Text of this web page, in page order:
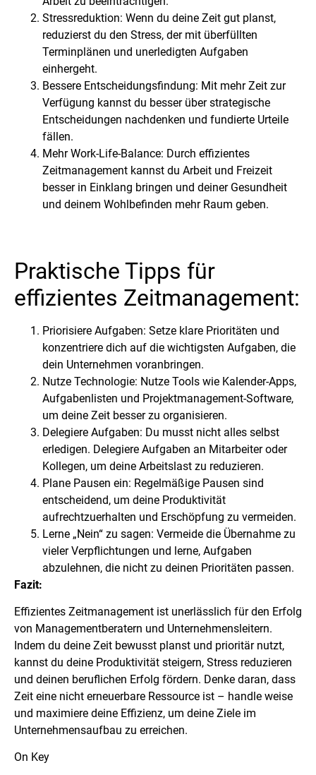
Stressreduktion: Wenn du deine Zeit gut planst,
reduzierst du den Stress, der mit überfüllten
Terminplänen und unerledigten Aufgaben
einhergeht.
Bessere Entscheidungsfindung: Mit mehr Zeit zur
Verfügung kannst du besser über strategische
Entscheidungen nachdenken und fundierte Urteile
fällen.
Mehr Work-Life-Balance: Durch effizientes
Zeitmanagement kannst du Arbeit und Freizeit
besser in Einklang bringen und deiner Gesundheit
und deinem Wohlbefinden mehr Raum geben.
Praktische Tipps für
effizientes Zeitmanagement:
Priorisiere Aufgaben: Setze klare Prioritäten und
konzentriere dich auf die wichtigsten Aufgaben, die
dein Unternehmen voranbringen.
Nutze Technologie: Nutze Tools wie Kalender-Apps,
Aufgabenlisten und Projektmanagement-Software,
um deine Zeit besser zu organisieren.
Delegiere Aufgaben: Du musst nicht alles selbst
erledigen. Delegiere Aufgaben an Mitarbeiter oder
Kollegen, um deine Arbeitslast zu reduzieren.
Plane Pausen ein: Regelmäßige Pausen sind
entscheidend, um deine Produktivität
aufrechtzuerhalten und Erschöpfung zu vermeiden.
Lerne „Nein“ zu sagen: Vermeide die Übernahme zu
vieler Verpflichtungen und lerne, Aufgaben
abzulehnen, die nicht zu deinen Prioritäten passen.
Fazit:
Effizientes Zeitmanagement ist unerlässlich für den Erfolg
von Managementberatern und Unternehmensleitern.
Indem du deine Zeit bewusst planst und prioritär nutzt,
kannst du deine Produktivität steigern, Stress reduzieren
und deinen beruflichen Erfolg fördern. Denke daran, dass
Zeit eine nicht erneuerbare Ressource ist – handle weise
und maximiere deine Effizienz, um deine Ziele im
Unternehmensaufbau zu erreichen.
On Key